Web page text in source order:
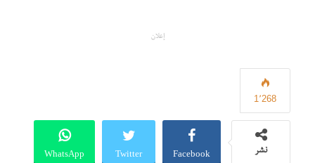
إعلان
1٬268
نشر Facebook
Twitter
WhatsApp